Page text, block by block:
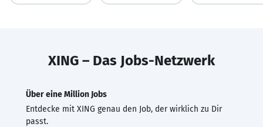
XING – Das Jobs-Netzwerk
Über eine Million Jobs
Entdecke mit XING genau den Job, der wirklich zu Dir
passt.